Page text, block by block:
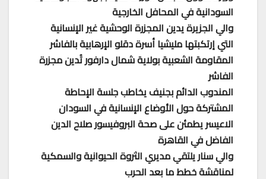
السودانية في المحافل الخارجية
والي الجزيرة يدين المجزرة الوحشية غير الإنسانية
التي إرتكبتها مليشيا أسرة دقلو الإرهابية بالفاشر
المقاومة الشعبية بولاية شمال دارفور تُدين مجزرة
الفاشر
المندوب الدائم بجنيف يخاطب جلسة الإحاطة
المشتركة حول الأوضاع الإنسانية في السودان
الاعيسر يطمئن على صحة البروفيسور صلاح الدين
الفاضل في القاهرة
والي سنار يلتقي مديري الثروة الحيوانية والسمكية
لمناقشة خطط ما بعد الحرب